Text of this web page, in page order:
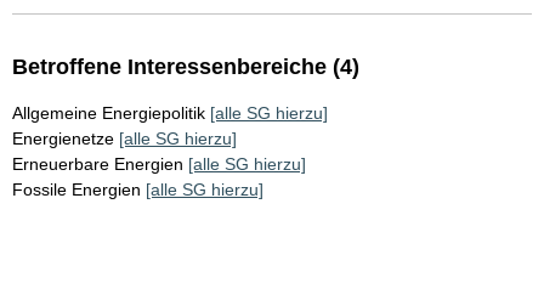
Betroffene Interessenbereiche (4)
Allgemeine Energiepolitik [alle SG hierzu]
Energienetze [alle SG hierzu]
Erneuerbare Energien [alle SG hierzu]
Fossile Energien [alle SG hierzu]